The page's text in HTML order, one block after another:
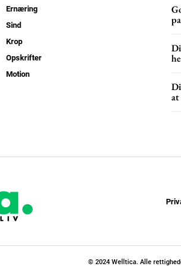
Ernæring
Sind
Krop
Opskrifter
Motion
© 2024 Welltica. Alle